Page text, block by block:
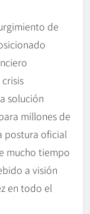
de
solución
millones de
postura oficial
mucho tiempo
a visión
en todo el